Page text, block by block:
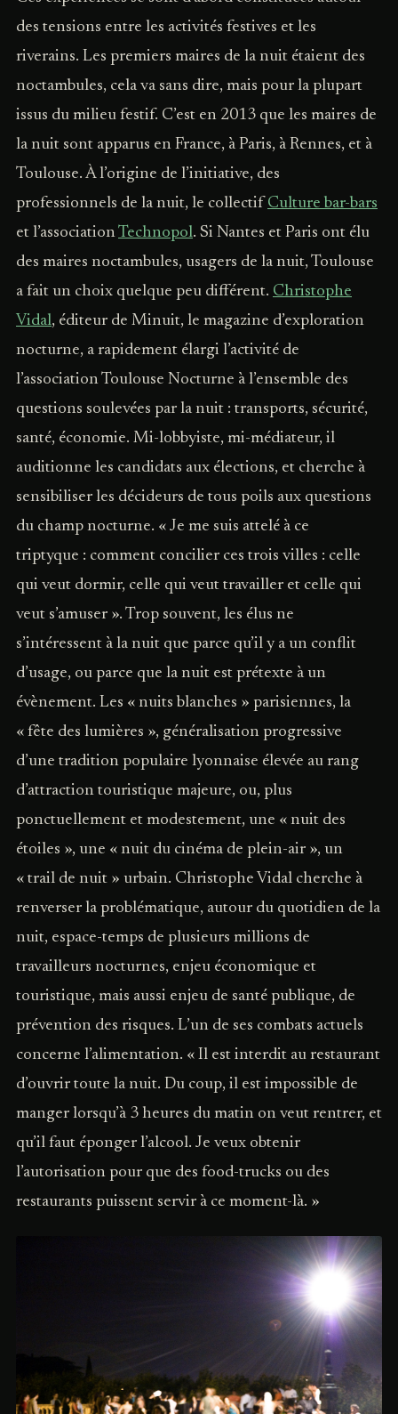
des tensions entre les activités festives et les
riverains. Les premiers maires de la nuit étaient des
noctambules, cela va sans dire, mais pour la plupart
issus du milieu festif. C’est en 2013 que les maires de
la nuit sont apparus en France, à Paris, à Rennes, et à
Toulouse. À l’origine de l’initiative, des
professionnels de la nuit, le collectifCulture bar-bars
et l’associationTechnopol. Si Nantes et Paris ont élu
des maires noctambules, usagers de la nuit, Toulouse
a fait un choix quelque peu différent. Christophe
Vidal, éditeur de Minuit, le magazine d’exploration
nocturne, a rapidement élargi l’activité de
l’association Toulouse Nocturne à l’ensemble des
questions soulevées par la nuit : transports, sécurité,
santé, économie. Mi-lobbyiste, mi-médiateur, il
auditionne les candidats aux élections, et cherche à
sensibiliser les décideurs de tous poils aux questions
du champ nocturne. « Je me suis attelé à ce
triptyque : comment concilier ces trois villes : celle
qui veut dormir, celle qui veut travailler et celle qui
veut s’amuser ». Trop souvent, les élus ne
s’intéressent à la nuit que parce qu’il y a un conflit
d’usage, ou parce que la nuit est prétexte à un
évènement. Les « nuits blanches » parisiennes, la
« fête des lumières », généralisation progressive
d’une tradition populaire lyonnaise élevée au rang
d’attraction touristique majeure, ou, plus
ponctuellement et modestement, une « nuit des
étoiles », une « nuit du cinéma de plein-air », un
« trail de nuit » urbain. Christophe Vidal cherche à
renverser la problématique, autour du quotidien de la
nuit, espace-temps de plusieurs millions de
travailleurs nocturnes, enjeu économique et
touristique, mais aussi enjeu de santé publique, de
prévention des risques. L’un de ses combats actuels
concerne l’alimentation. « Il est interdit au restaurant
d’ouvrir toute la nuit. Du coup, il est impossible de
manger lorsqu’à 3 heures du matin on veut rentrer, et
qu’il faut éponger l’alcool. Je veux obtenir
l’autorisation pour que des food-trucks ou des
restaurants puissent servir à ce moment-là. »